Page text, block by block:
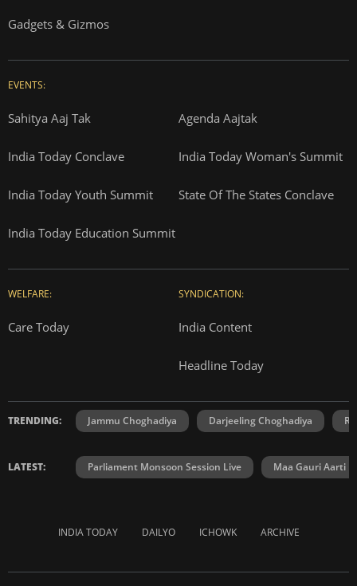
Gadgets & Gizmos
EVENTS:
Sahitya Aaj Tak Agenda Aajtak
India Today Conclave India Today Woman's Summit
India Today Youth Summit State Of The States Conclave
India Today Education Summit
WELFARE:
Care Today
SYNDICATION:
India Content
Headline Today
TRENDING: Jammu Choghadiya Darjeeling Choghadiya
LATEST: Parliament Monsoon Session Live Maa Gauri Aarti
INDIA TODAY DAILYO ICHOWK ARCHIVE